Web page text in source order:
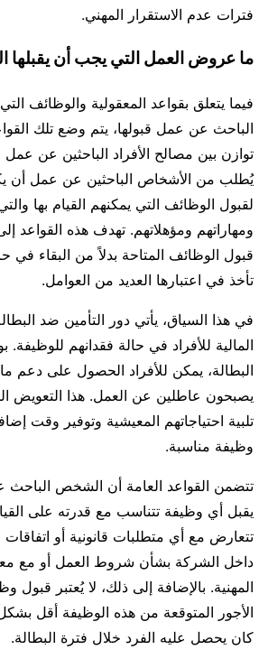
فترات عدم الاستقرار المهني.
ما عروض العمل التي يجب أن يقبلها
فيما يتعلق بقواعد المعقولية والوظائف
الباحث عن عمل قبولها، يتم وضع تلك
توازن بين مصالح الأفراد الباحثين عن
يُطلب من الأشخاص الباحثين عن عمل أن
لقبول الوظائف التي يمكنهم القيام بها
ومهاراتهم ومؤهلاتهم. تهدف هذه القواعد
قبول الوظائف المتاحة بدلاً من البقاء في
تأخذ في اعتبارها العديد من العوامل.
في هذا السياق، يأتي دور التأمين ضد
المالية للأفراد في حالة فقدانهم للوظيفة.
البطالة، يمكن للأفراد الحصول على دعم
يصبحون عاطلين عن العمل. هذا التعويض
تلبية احتياجاتهم المعيشية وتوفير وقت
وظيفة مناسبة.
تتضمن القواعد العامة أن الشخص
يقبل أي وظيفة تتناسب مع قدرته على
تتعارض مع أي متطلبات قانونية أو اتفاقات
داخل الشركة بشأن شروط العمل أو مع
المهنية. بالإضافة إلى ذلك، لا يُعتبر قبول
الأجور المتوقعة من هذه الوظيفة أقل
كان يحصل عليه الفرد خلال فترة البطالة.